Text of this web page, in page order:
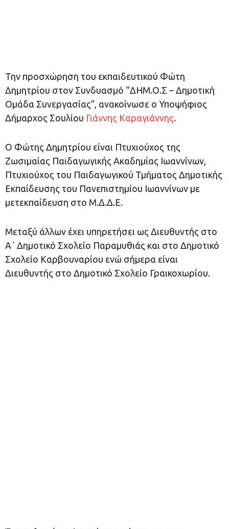
Την προσχώρηση του εκπαιδευτικού Φώτη
Δημητρίου στον Συνδυασμό “ΔΗΜ.Ο.Σ – Δημοτική
Ομάδα Συνεργασίας”, ανακοίνωσε ο Υποψήφιος
Δήμαρχος Σουλίου Γιάννης Καραγιάννης.
Ο Φώτης Δημητρίου είναι Πτυχιούχος της
Ζωσιμαίας Παιδαγωγικής Ακαδημίας Ιωαννίνων,
Πτυχιούχος του Παιδαγωγικού Τμήματος Δημοτικής
Εκπαίδευσης του Πανεπιστημίου Ιωαννίνων με
μετεκπαίδευση στο Μ.Δ.Δ.Ε.
Μεταξύ άλλων έχει υπηρετήσει ως Διευθυντής στο
Α΄ Δημοτικό Σχολείο Παραμυθιάς και στο Δημοτικό
Σχολείο Καρβουναρίου ενώ σήμερα είναι
Διευθυντής στο Δημοτικό Σχολείο Γραικοχωρίου.